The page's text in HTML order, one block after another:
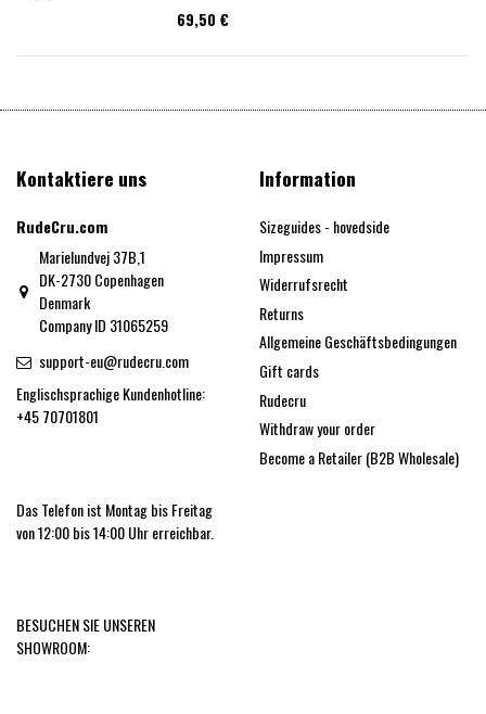
69,50 €
Kontaktiere uns
RudeCru.com
Marielundvej 37B,1
DK-2730 Copenhagen
Denmark
Company ID 31065259
support-eu@rudecru.com
Englischsprachige Kundenhotline:
+45 70701801
Das Telefon ist Montag bis Freitag
von 12:00 bis 14:00 Uhr erreichbar.
BESUCHEN SIE UNSEREN
SHOWROOM:
Information
Sizeguides - hovedside
Impressum
Widerrufsrecht
Returns
Allgemeine Geschäftsbedingungen
Gift cards
Rudecru
Withdraw your order
Become a Retailer (B2B Wholesale)